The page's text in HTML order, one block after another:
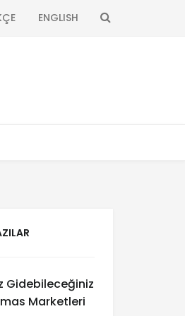
SEARCH
ENGLISH
Gidebileceğiniz
Marketleri